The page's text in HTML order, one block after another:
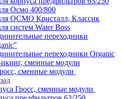
Осмо 400/800
ОСМО Кристалл, Классик
систем Water Boss
переходники
переходники Organic
сменные модули
сменные модули
Гросс, сменные модули